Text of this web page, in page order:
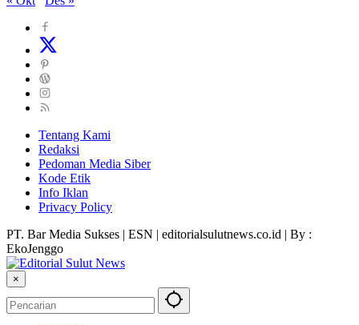
Tentang Kami
Redaksi
Pedoman Media Siber
Kode Etik
Info Iklan
Privacy Policy
PT. Bar Media Sukses | ESN | editorialsulutnews.co.id | By :
EkoJenggo
×